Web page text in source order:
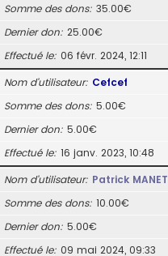
Somme des dons 35.00€
Dernier don 25.00€
Effectué le 06 févr. 2024, 12:11
Nom d’utilisateur Cefcef
Somme des dons 5.00€
Dernier don 5.00€
Effectué le 16 janv. 2023, 10:48
Nom d’utilisateur Patrick MANET
Somme des dons 10.00€
Dernier don 5.00€
Effectué le 09 mai 2024, 09:33